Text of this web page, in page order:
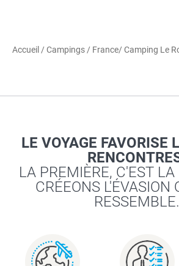
Accueil /Campings / France/ Camping Le
LE VOYAGE FAVORISE
LA PREMIÈRE, C'EST LA
CRÉEONS L'ÉVASION
RESSEMBLE.